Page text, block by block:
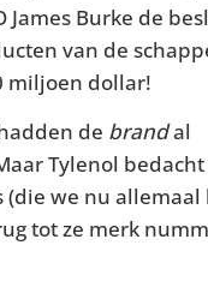
James Burke de
van de
miljoen dollar!
de brandal
Tylenol bedacht
(die we nu allemaal
tot ze merk